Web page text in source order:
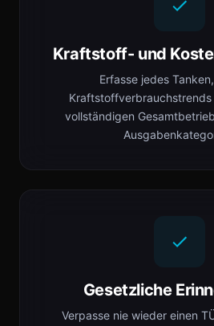
Kraftstoff- und
Erfasse jedes
Kraftstoffverbrauchstrends
vollständigen
Gesetzliche
Verpasse nie wieder einen